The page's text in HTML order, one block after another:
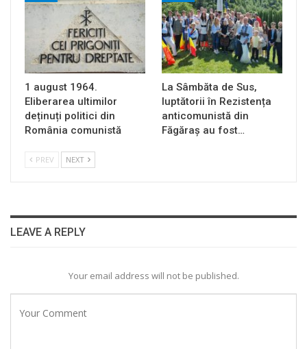
1 august 1964.
Eliberarea ultimilor
deținuți politici din
România comunistă
La Sâmbăta de Sus,
luptătorii în Rezistența
anticomunistă din
Făgăraș au fost…
PREV NEXT
LEAVE A REPLY
Your email address will not be published.